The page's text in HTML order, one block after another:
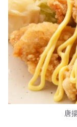
唐